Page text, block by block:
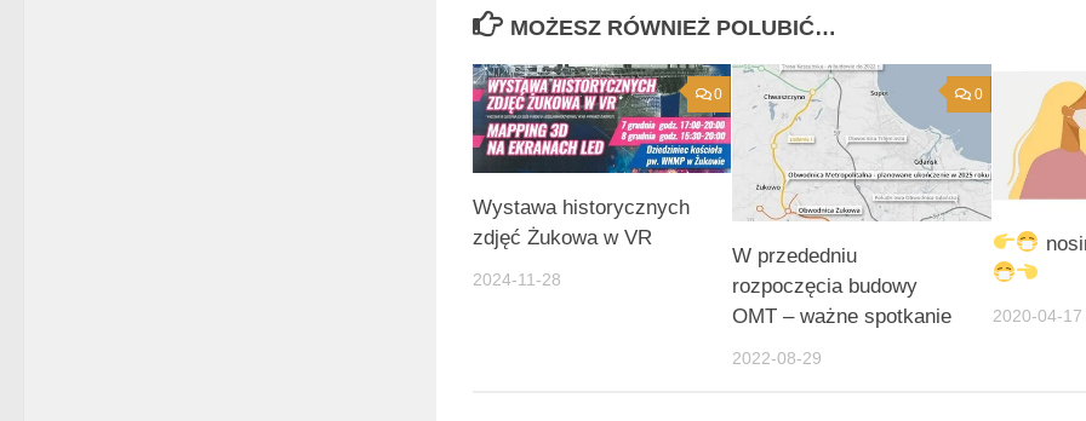
MOŻESZ RÓWNIEŻ POLUBIĆ…
0
Wystawa historycznych
zdjęć Żukowa w VR
2024-11-28
0
W przededniu
rozpoczęcia budowy
OMT – ważne spotkanie
2022-08-29
2020-04-17